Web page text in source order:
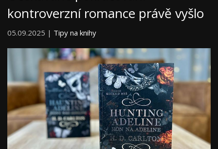
kontroverzní romance právě vyšlo
05.09.2025 | Tipy na knihy